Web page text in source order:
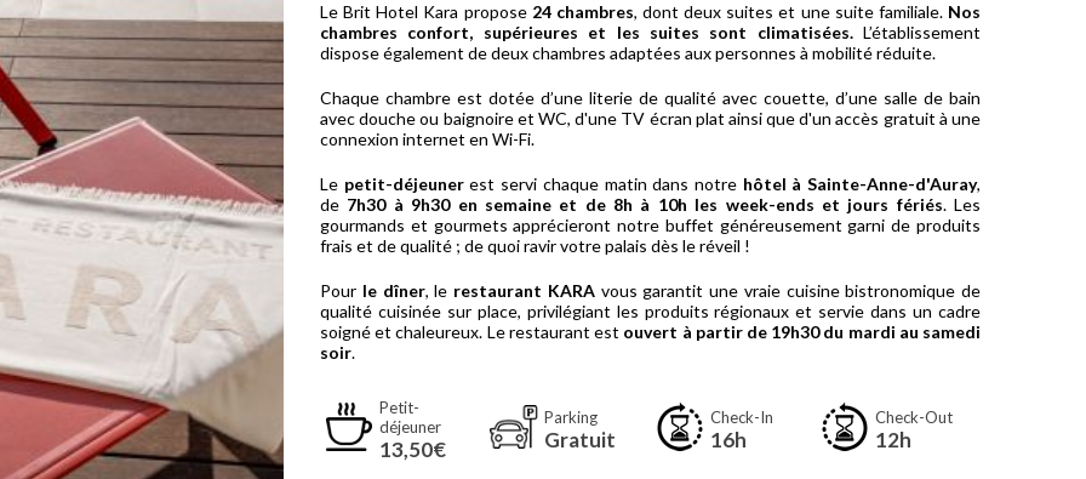
Le Brit Hotel Kara propose 24 chambres, dont deux suites et une suite familiale.Nos
chambres confort, supérieures et les suites sont climatisées. L’établissement
dispose également de deux chambres adaptées aux personnes à mobilité réduite.
Chaque chambre est dotée d’une literie de qualité avec couette, d’une salle de bain
avec douche ou baignoire et WC, d'une TV écran plat ainsi que d'un accès gratuit à une
connexion internet en Wi-Fi.
Le petit-déjeunerest servi chaque matin dans notre hôtel à Sainte-Anne-d'Auray,
de 7h30 à 9h30 en semaine et de 8h à 10h les week-ends et jours fériés. Les
gourmands et gourmets apprécieront notre buffet généreusement garni de produits
frais et de qualité ; de quoi ravir votre palais dès le réveil !
Pour le dîner, le restaurant KARAvous garantit une vraie cuisine bistronomique de
qualité cuisinée sur place, privilégiant les produits régionaux et servie dans un cadre
soigné et chaleureux. Le restaurant est ouvert à partir de 19h30 du mardi au samedi
soir.
Petit-
déjeuner
13,50€
Parking
Gratuit
Check-In
16h
Check-Out
12h